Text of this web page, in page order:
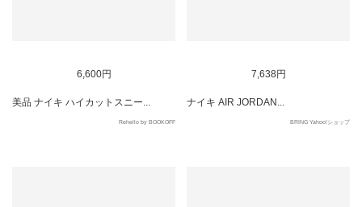
6,600円
美品 ナイキ ハイカットスニー...
Rehello by BOOKOFF
7,638円
ナイキ AIR JORDAN...
BRING Yahoo!ショップ